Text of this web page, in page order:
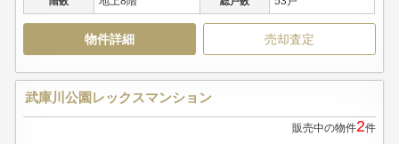
物件詳細 売却査定
武庫川公園レックスマンション
販売中の物件2件